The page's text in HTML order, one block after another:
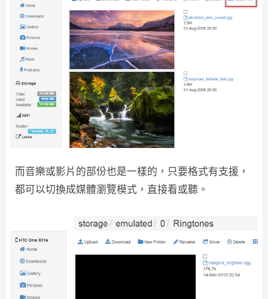
而音樂或影片的部份也是一樣的，只要格式有支援，
都可以切換成媒體瀏覽模式，直接看或聽。